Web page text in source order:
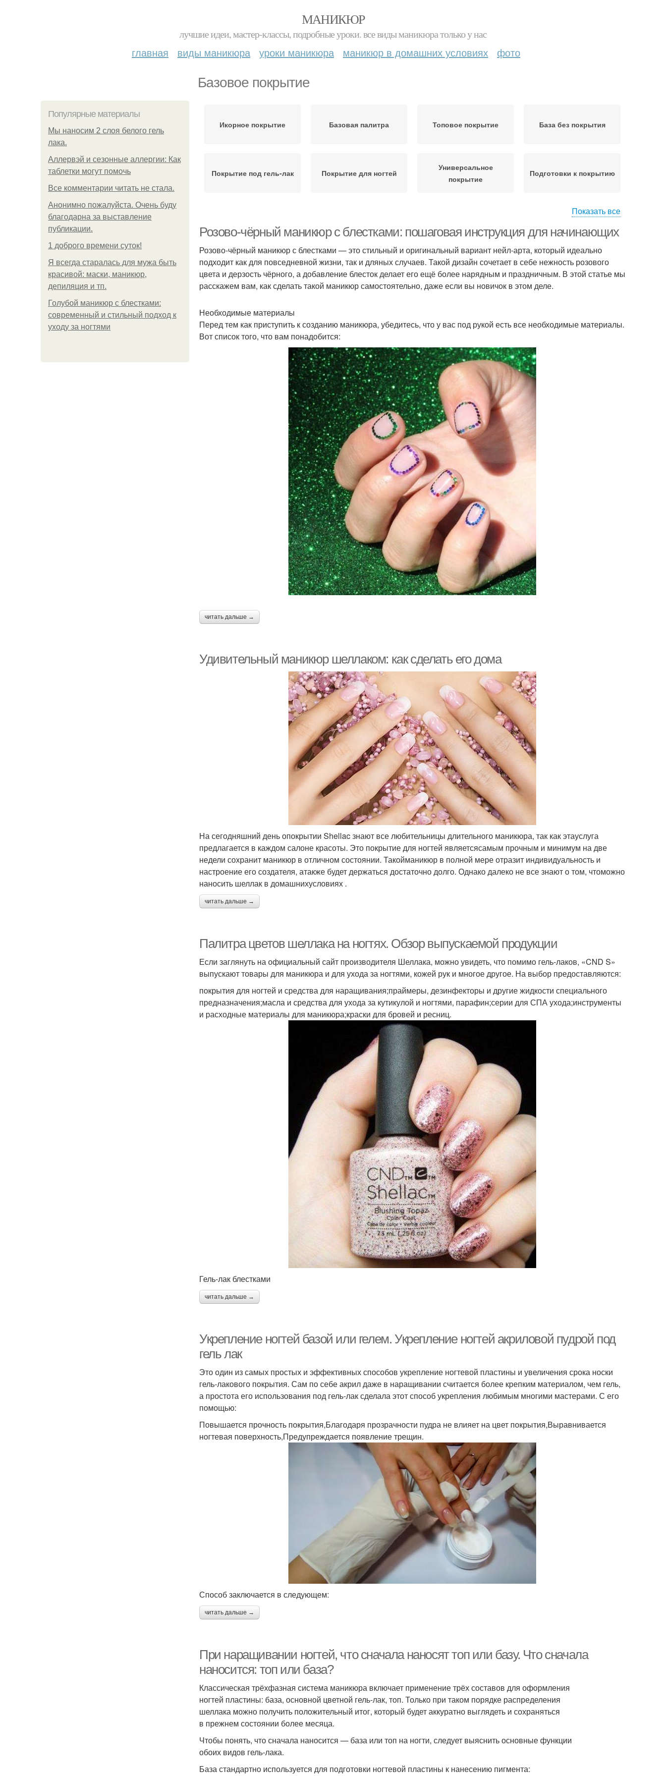
МАНИКЮР
лучшие идеи, мастер-классы, подробные уроки. все виды маникюра только у нас
главная виды маникюра уроки маникюра маникюр в домашних условиях фото
Базовое покрытие
Популярные материалы
Мы наносим 2 слоя белого гель
лака.
Аллервэй и сезонные аллергии: Как
таблетки могут помочь
Все комментарии читать не стала.
Анонимно пожалуйста. Очень буду
благодарна за выставление
публикации.
1 доброго времени суток!
Я всегда старалась для мужа быть
красивой: маски, маникюр,
депиляция и тп.
Голубой маникюр с блестками:
современный и стильный подход к
уходу за ногтями
Икорное покрытие Базовая палитра Топовое покрытие База без покрытия
Покрытие под гель-лак Покрытие для ногтей
Универсальное
покрытие
Подготовки к покрытию
Показать все
Розово-чёрный маникюр с блестками: пошаговая инструкция для начинающих
Розово-чёрный маникюр с блестками — это стильный и оригинальный вариант нейл-арта, который идеально
подходит как для повседневной жизни, так и дляных случаев. Такой дизайн сочетает в себе нежность розового
цвета и дерзость чёрного, а добавление блесток делает его ещё более нарядным и праздничным. В этой статье мы
расскажем вам, как сделать такой маникюр самостоятельно, даже если вы новичок в этом деле.
Необходимые материалы
Перед тем как приступить к созданию маникюра, убедитесь, что у вас под рукой есть все необходимые материалы.
Вот список того, что вам понадобится:
читать дальше →
Удивительный маникюр шеллаком: как сделать его дома
На сегодняшний день опокрытии Shellac знают все любительницы длительного маникюра, так как этауслуга
предлагается в каждом салоне красоты. Это покрытие для ногтей являетсясамым прочным и минимум на две
недели сохранит маникюр в отличном состоянии. Такойманикюр в полной мере отразит индивидуальность и
настроение его создателя, атакже будет держаться достаточно долго. Однако далеко не все знают о том, чтоможно
наносить шеллак в домашнихусловиях .
читать дальше →
Палитра цветов шеллака на ногтях. Обзор выпускаемой продукции
Если заглянуть на официальный сайт производителя Шеллака, можно увидеть, что помимо гель-лаков, «CND S»
выпускают товары для маникюра и для ухода за ногтями, кожей рук и многое другое. На выбор предоставляются:
покрытия для ногтей и средства для наращивания;праймеры, дезинфекторы и другие жидкости специального
предназначения;масла и средства для ухода за кутикулой и ногтями, парафин;серии для СПА ухода;инструменты
и расходные материалы для маникюра;краски для бровей и ресниц.
Гель-лак блестками
читать дальше →
Укрепление ногтей базой или гелем. Укрепление ногтей акриловой пудрой под
гель лак
Это один из самых простых и эффективных способов укрепление ногтевой пластины и увеличения срока носки
гель-лакового покрытия. Сам по себе акрил даже в наращивании считается более крепким материалом, чем гель,
а простота его использования под гель-лак сделала этот способ укрепления любимым многими мастерами. С его
помощью:
Повышается прочность покрытия,Благодаря прозрачности пудра не влияет на цвет покрытия,Выравнивается
ногтевая поверхность,Предупреждается появление трещин.
Способ заключается в следующем:
читать дальше →
При наращивании ногтей, что сначала наносят топ или базу. Что сначала
наносится: топ или база?
Классическая трёхфазная система маникюра включает применение трёх составов для оформления
ногтей пластины: база, основной цветной гель-лак, топ. Только при таком порядке распределения
шеллака можно получить положительный итог, который будет аккуратно выглядеть и сохраняться
в прежнем состоянии более месяца.
Чтобы понять, что сначала наносится — база или топ на ногти, следует выяснить основные функции
обоих видов гель-лака.
База стандартно используется для подготовки ногтевой пластины к нанесению пигмента: